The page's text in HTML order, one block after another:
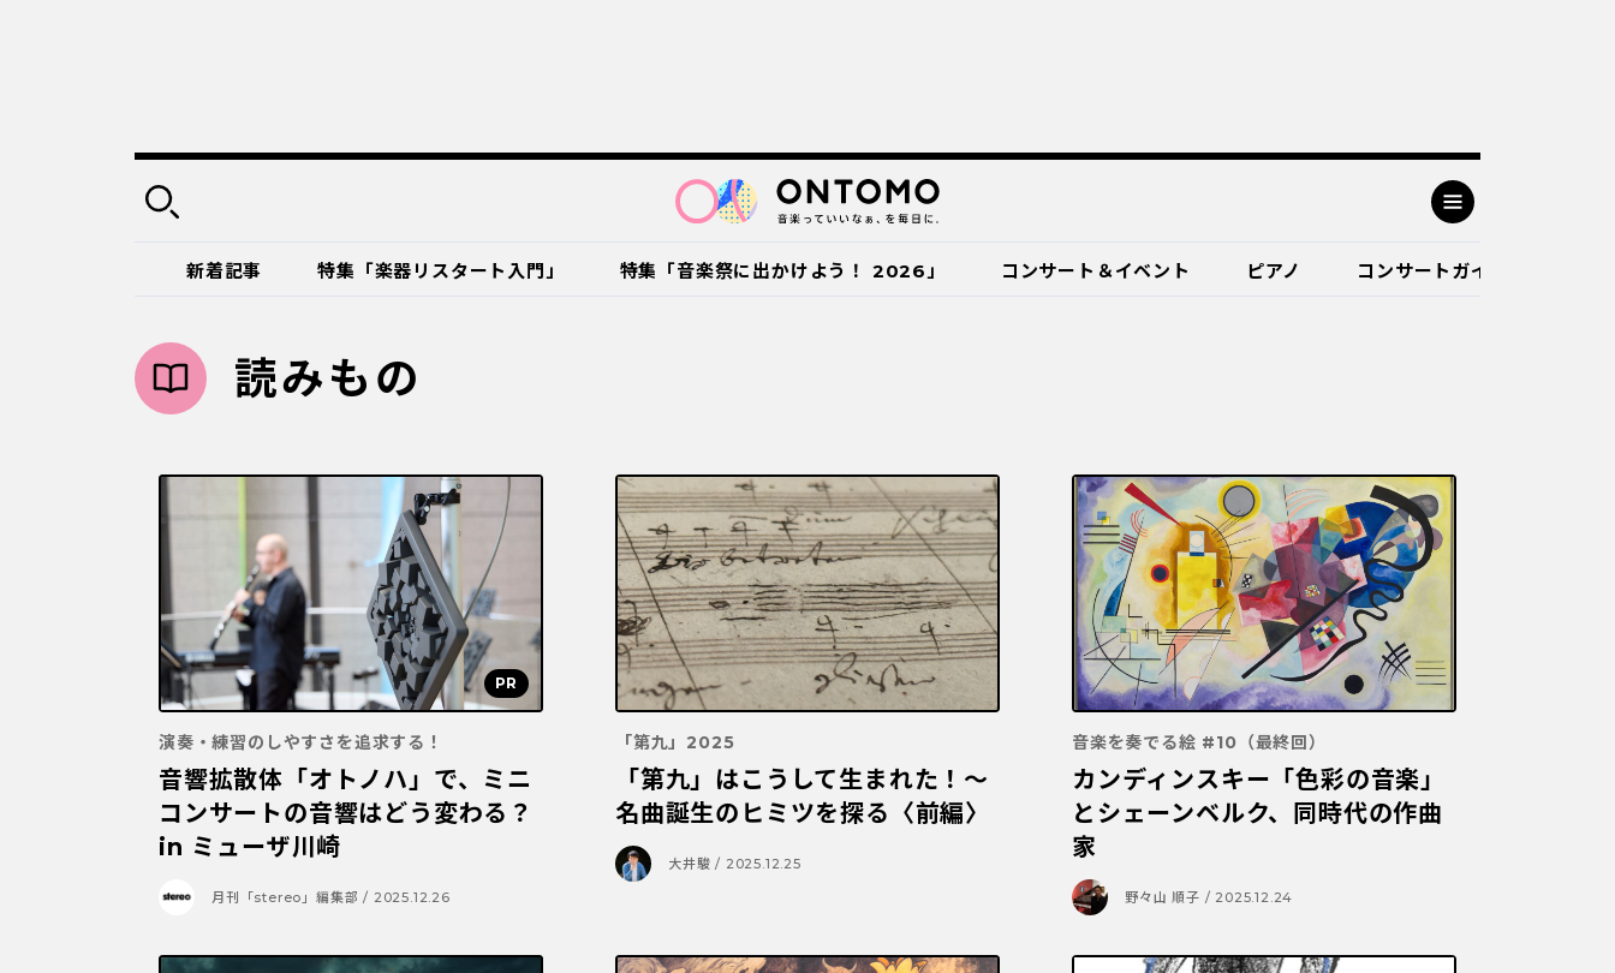
新着記事 特集「楽器リスタート入門」 特集「音楽祭に出かけよう！ 2026」 コンサート＆イベント ピアノ コンサートガイド
読みもの
演奏・練習のしやすさを追求する！
音響拡散体「オトノハ」で、ミニ
コンサートの音響はどう変わる？
in ミューザ川崎
月刊「stereo」編集部 / 2025.12.26
「第九」2025
「第九」はこうして生まれた！～
名曲誕生のヒミツを探る〈前編〉
大井駿 / 2025.12.25
音楽を奏でる絵 #10（最終回）
カンディンスキー「色彩の音楽」
とシェーンベルク、同時代の作曲
家
野々山 順子 / 2025.12.24